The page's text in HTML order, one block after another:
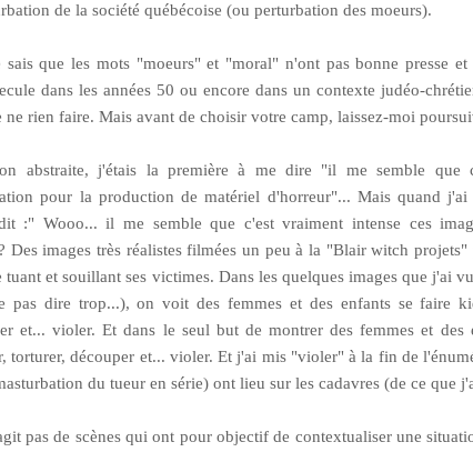
de la société québécoise (ou perturbation des moeurs).
sais que les mots "moeurs" et "moral" n'ont pas bonne presse et
dans les années 50 ou encore dans un contexte judéo-
ne rien faire. Mais avant de choisir votre camp, laissez-moi
abstraite, j'étais la première à me dire "il me semble que
pour la production de matériel d'horreur"... Mais quand
:" Wooo... il me semble que c'est vraiment intense ces
Des images très réalistes filmées un peu à la "Blair witch projets"
tuant et souillant ses victimes. Dans les quelques images que j'ai
pas dire trop...), on voit des femmes et des enfants se faire
et... violer. Et dans le seul but de montrer des femmes et des
torturer, découper et... violer. Et j'ai mis "violer" à la fin de
du tueur en série) ont lieu sur les cadavres (de ce que
pas de scènes qui ont pour objectif de contextualiser une